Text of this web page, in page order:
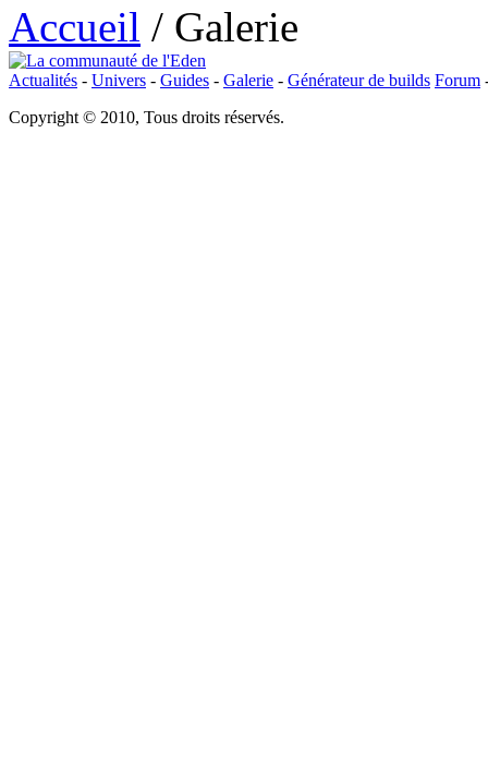
Accueil / Galerie
Actualités - Univers - Guides - Galerie - Générateur de builds Forum
Copyright © 2010, Tous droits réservés.